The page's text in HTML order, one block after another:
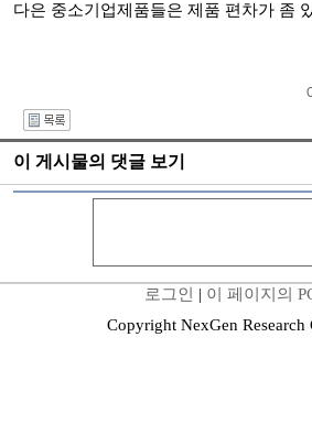
다은 중소기업제품들은 제품 편차가 좀
이 게시물의 댓글 보기
로그인 | 이 페이지의
Copyright NexGen Research